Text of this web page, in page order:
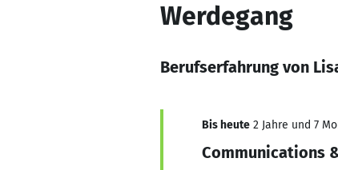
Werdegang
Berufserfahrung von
Bis heute 2 Jahre und 7
Communications